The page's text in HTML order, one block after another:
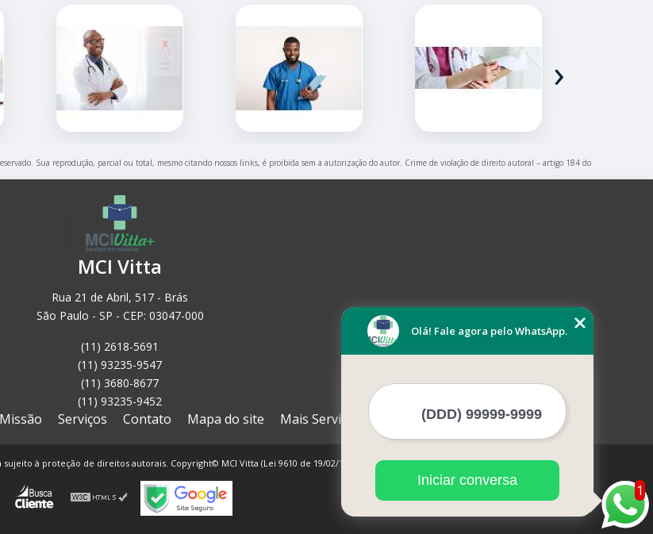
›
Sua reprodução, parcial ou total, mesmo citando nossos links, é proibida sem a autorização do autor. Crime de violação de direito autoral – artigo 184 do
MCI Vitta
Rua 21 de Abril, 517 - Brás
São Paulo - SP - CEP: 03047-000
(11) 2618-5691
(11) 93235-9547
(11) 3680-8677
(11) 93235-9452
Missão Serviços Contato Mapa do site Mais Serviços
à proteção de direitos autorais. Copyright© MCI Vitta (Lei 9610 de 19/02/1998)
1
Olá! Fale agora pelo WhatsApp.
Iniciar conversa